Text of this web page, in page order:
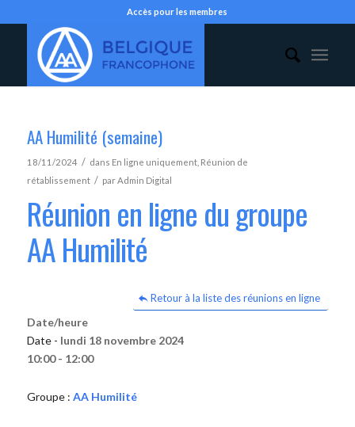
Accès pour les membres
AA Humilité (semaine)
18/11/2024 / dans En ligne uniquement, Réunion de
rétablissement / parAdmin Digital
Réunion en ligne du groupe
AA Humilité
Retour à la liste des réunions en ligne
Date/heure
Date - lundi 18 novembre 2024
10:00 - 12:00
Groupe : AA Humilité